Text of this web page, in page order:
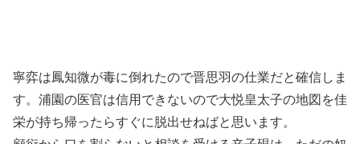
寧弈は鳳知微が毒に倒れたので晋思羽の仕業だと確信しま
す。浦園の医官は信用できないので大悦皇太子の地図を佳
栄が持ち帰ったらすぐに脱出せねばと思います。